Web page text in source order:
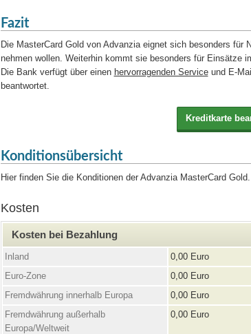
Fazit
Die MasterCard Gold von Advanzia eignet sich besonders für
nehmen wollen. Weiterhin kommt sie besonders für Einsätze
Die Bank verfügt über einen hervorragenden Serviceund E-
beantwortet.
Konditionsübersicht
Hier finden Sie die Konditionen der Advanzia MasterCard Gold.
Kosten
Kosten bei Bezahlung
Inland
0,00 Euro
Euro-Zone
0,00 Euro
Fremdwährung innerhalb Europa
0,00 Euro
Fremdwährung außerhalb
Europa/Weltweit
0,00 Euro